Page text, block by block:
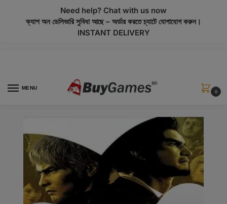
Need help? Chat with us now
ক্যাশ অন ডেলিভারি সুবিধা আছে – অর্ডার করতে চ্যাটে যোগাযোগ করুন।
INSTANT DELIVERY
MENU
0
modal-check